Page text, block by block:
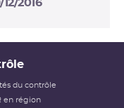
12/2016
du contrôle
en région